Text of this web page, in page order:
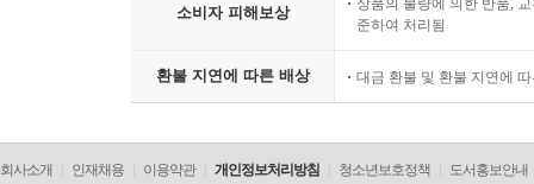
소비자 피해보상
상품의 불량에 의한 반품,
준하여 처리됨
환불 지연에 따른 배상 대금 환불 및 환불 지연에
회사소개 인재채용 이용약관 개인정보처리방침 청소년보호정책 도서홍보안내